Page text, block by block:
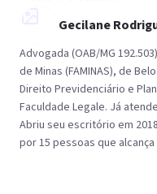
Gecilane
Advogada (OAB/MG
de Minas (FAMINAS), de
Direito Previdenciário e
Faculdade Legale. Já
Abriu seu escritório em
por 15 pessoas que